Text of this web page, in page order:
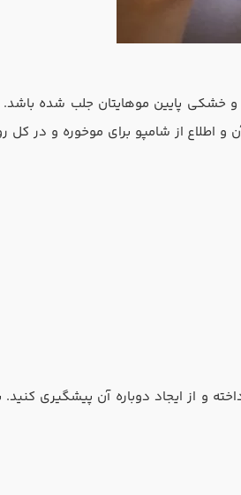
خشکی پایین موهایتان جلب شده
آن و اطلاع از شامپو برای موخوره و در
و از ایجاد دوباره آن پیشگیری کنید.